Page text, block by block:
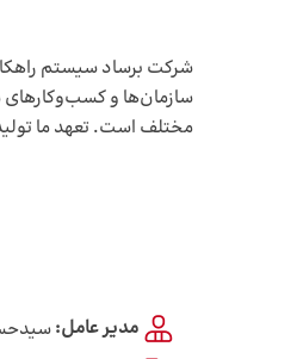
سازمان‌ها و کسب‌وکارهای
مختلف است. تعهد ما
مدیر عامل: